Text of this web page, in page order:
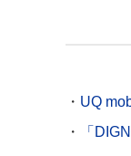
UQ
「